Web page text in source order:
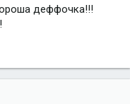
деффочка!!!